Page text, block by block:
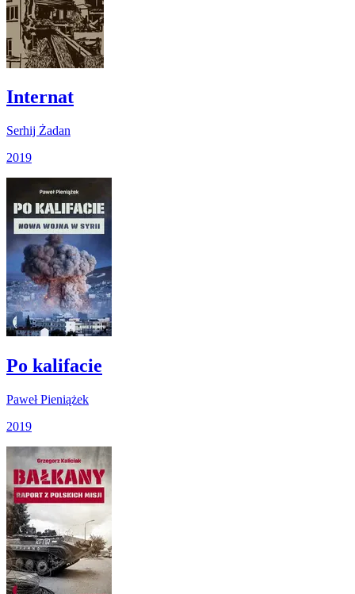
Internat
Serhij Żadan
2019
Po kalifacie
Paweł Pieniążek
2019